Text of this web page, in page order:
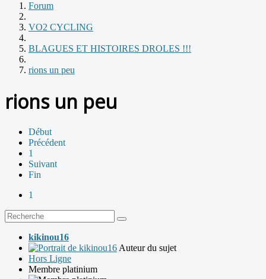
Forum
VO2 CYCLING
BLAGUES ET HISTOIRES DROLES !!!
rions un peu
rions un peu
Début
Précédent
1
Suivant
Fin
1
kikinou16
Auteur du sujet
Hors Ligne
Membre platinium